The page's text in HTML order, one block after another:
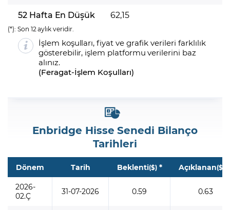
52 Hafta En Düşük
62,15
(*): Son 12 aylık veridir.
İşlem koşulları, fiyat ve grafik verileri farklılık
gösterebilir, işlem platformu verilerini baz
alınız.
(Feragat-İşlem Koşulları)
Enbridge Hisse Senedi Bilanço
Tarihleri
Dönem Tarih Beklenti($)* Açıklanan($)
2026-
02.Ç
31-07-2026 0.59 0.63